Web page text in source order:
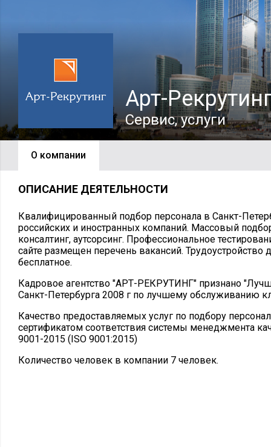
Арт-
Сервис, услуги
О компании
ОПИСАНИЕ ДЕЯТЕЛЬНОСТИ
Квалифицированный подбор персонала в Санкт-
российских и иностранных компаний. Массовый
консалтинг, аутсорсинг. Профессиональное
сайте размещен перечень вакансий. Трудоустройство
бесплатное.
Кадровое агентство "АРТ-РЕКРУТИНГ" признано
Санкт-Петербурга 2008 г по лучшему обслуживанию
Качество предоставляемых услуг по подбору
сертификатом соответствия системы менеджмента
9001-2015 (ISO 9001:2015)
Количество человек в компании 7 человек.